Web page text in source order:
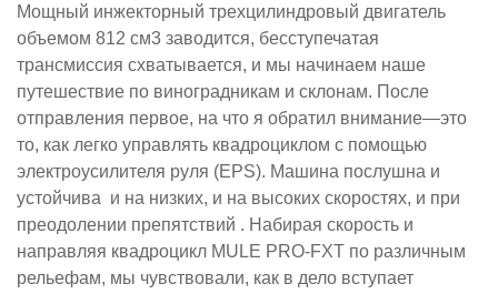
Мощный инжекторный трехцилиндровый двигатель
объемом 812 см3 заводится, бесступечатая
трансмиссия схватывается, и мы начинаем наше
путешествие по виноградникам и склонам. После
отправления первое, на что я обратил внимание—это
то, как легко управлять квадроциклом с помощью
электроусилителя руля (EPS). Машина послушна и
устойчива и на низких, и на высоких скоростях, и при
преодолении препятствий . Набирая скорость и
направляя квадроцикл MULE PRO-FXT по различным
рельефам, мы чувствовали, как в дело вступает